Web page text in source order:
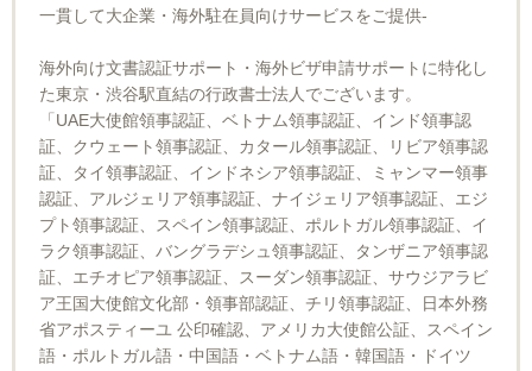
一貫して大企業・海外駐在員向けサービスをご提供-
海外向け文書認証サポート・海外ビザ申請サポートに特化し
た東京・渋谷駅直結の行政書士法人でございます。
「UAE大使館領事認証、ベトナム領事認証、インド領事認
証、クウェート領事認証、カタール領事認証、リビア領事認
証、タイ領事認証、インドネシア領事認証、ミャンマー領事
認証、アルジェリア領事認証、ナイジェリア領事認証、エジ
プト領事認証、スペイン領事認証、ポルトガル領事認証、イ
ラク領事認証、バングラデシュ領事認証、タンザニア領事認
証、エチオピア領事認証、スーダン領事認証、サウジアラビ
ア王国大使館文化部・領事部認証、チリ領事認証、日本外務
省アポスティーユ 公印確認、アメリカ大使館公証、スペイン
語・ポルトガル語・中国語・ベトナム語・韓国語・ドイツ